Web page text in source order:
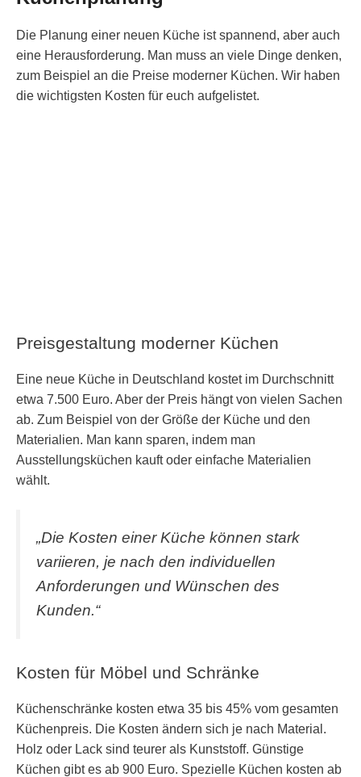
Die Planung einer neuen Küche ist spannend, aber auch
eine Herausforderung. Man muss an viele Dinge denken,
zum Beispiel an die Preise moderner Küchen. Wir haben
die wichtigsten Kosten für euch aufgelistet.
Preisgestaltung moderner Küchen
Eine neue Küche in Deutschland kostet im Durchschnitt
etwa 7.500 Euro. Aber der Preis hängt von vielen Sachen
ab. Zum Beispiel von der Größe der Küche und den
Materialien. Man kann sparen, indem man
Ausstellungsküchen kauft oder einfache Materialien
wählt.
„Die Kosten einer Küche können stark
variieren, je nach den individuellen
Anforderungen und Wünschen des
Kunden.“
Kosten für Möbel und Schränke
Küchenschränke kosten etwa 35 bis 45% vom gesamten
Küchenpreis. Die Kosten ändern sich je nach Material.
Holz oder Lack sind teurer als Kunststoff. Günstige
Küchen gibt es ab 900 Euro. Spezielle Küchen kosten ab